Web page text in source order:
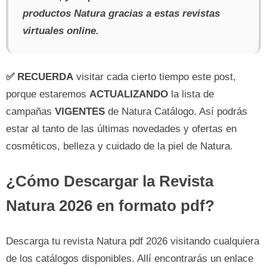
productos Natura gracias a estas revistas
virtuales online.
✅ RECUERDA visitar cada cierto tiempo este post,
porque estaremos ACTUALIZANDO la lista de
campañas VIGENTES de Natura Catálogo. Así podrás
estar al tanto de las últimas novedades y ofertas en
cosméticos, belleza y cuidado de la piel de Natura.
¿Cómo Descargar la Revista
Natura 2026 en formato pdf?
Descarga tu revista Natura pdf 2026 visitando cualquiera
de los catálogos disponibles. Allí encontrarás un enlace